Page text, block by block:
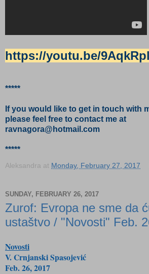
https://youtu.be/
*****
If you would like to get in touch with
please feel free to contact me at
ravnagora@hotmail.com
*****
Aleksandra at Monday, February 27, 2017
SUNDAY, FEBRUARY 26, 2017
Zurof: Evropa ne sme da
ustaštvo / "Novosti" Feb.
Novosti
V. Crnjanski Spasojević
Feb. 26, 2017